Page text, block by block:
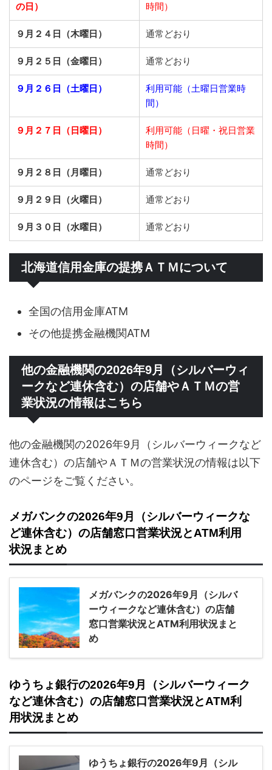
の日）
時間）
９月２４日（木曜日） 通常どおり
９月２５日（金曜日） 通常どおり
９月２６日（土曜日）
利用可能（土曜日営業時
間）
９月２７日（日曜日）
利用可能（日曜・祝日営業
時間）
９月２８日（月曜日） 通常どおり
９月２９日（火曜日） 通常どおり
９月３０日（水曜日） 通常どおり
北海道信用金庫の提携ＡＴＭについて
全国の信用金庫ATM
その他提携金融機関ATM
他の金融機関の2026年9月（シルバーウィ
ークなど連休含む）の店舗やＡＴＭの営
業状況の情報はこちら
他の金融機関の2026年9月（シルバーウィークなど
連休含む）の店舗やＡＴＭの営業状況の情報は以下
のページをご覧ください。
メガバンクの2026年9月（シルバーウィークな
ど連休含む）の店舗窓口営業状況とATM利用
状況まとめ
メガバンクの2026年9月（シルバ
ーウィークなど連休含む）の店舗
窓口営業状況とATM利用状況まと
め
ゆうちょ銀行の2026年9月（シルバーウィーク
など連休含む）の店舗窓口営業状況とATM利
用状況まとめ
ゆうちょ銀行の2026年9月（シル